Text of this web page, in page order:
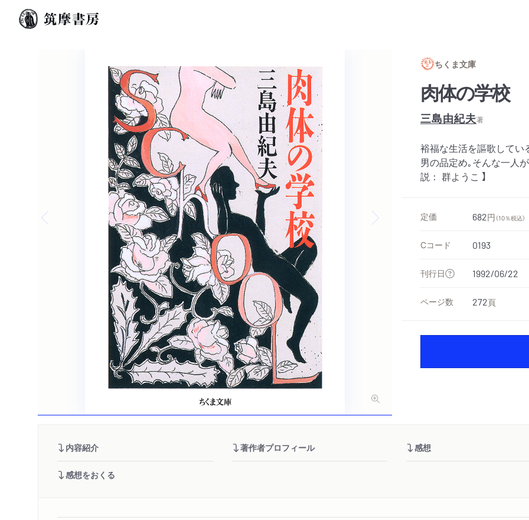
ちくま文庫
肉体の学校
三島由紀夫著
裕福な生活を謳歌して
男の品定め｡そんな一人
説： 群ようこ 】
定価 682円 （10％税込）
Cコード 0193
刊行日 1992/06/22
ページ数 272頁
内容紹介 著作者プロフィール 感想
感想をおくる